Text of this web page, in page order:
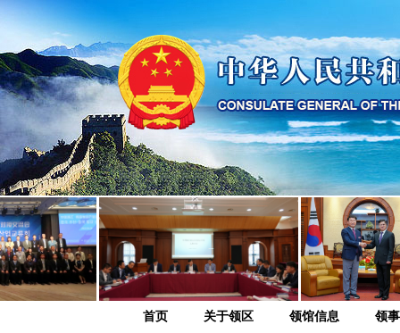
首页 关于领区 领馆信息 领